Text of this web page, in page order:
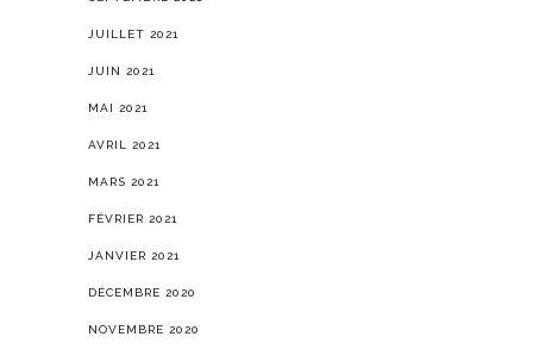
JUILLET 2021
JUIN 2021
MAI 2021
AVRIL 2021
MARS 2021
FÉVRIER 2021
JANVIER 2021
DÉCEMBRE 2020
NOVEMBRE 2020